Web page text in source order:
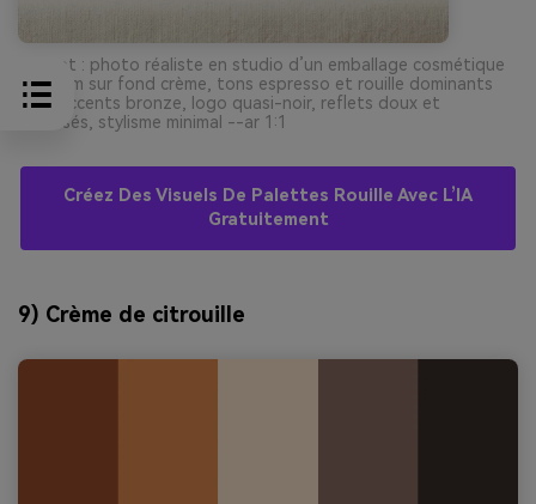
Prompt : photo réaliste en studio d’un emballage cosmétique
premium sur fond crème, tons espresso et rouille dominants
avec accents bronze, logo quasi-noir, reflets doux et
maîtrisés, stylisme minimal --ar 1:1
Créez Des Visuels De Palettes Rouille Avec L’IA
Gratuitement
9) Crème de citrouille